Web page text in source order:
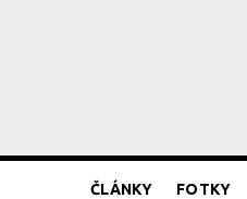
ČLÁNKY FOTKY